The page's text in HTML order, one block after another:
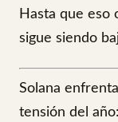
Hasta que eso
sigue siendo
Solana
tensión del año: